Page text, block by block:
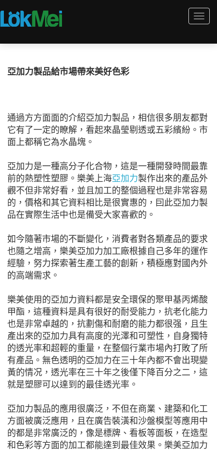
亞加力製品給市場帶來美好色彩
通過方方面面的介紹亞加力製品，相信很多朋友都對
它有了一定的瞭解，看起來晶瑩剔透或五彩繽紛。市
面上都稱它為水晶塊。
亞加力是一種高分子化合物，這是一種開發時間最靠
前的熱塑性塑膠。樂美上海亞加力製作出來的產品外
觀不但非常好看，並且加工的整個過程也是非常容易
的，價格和其它資料相比是很實惠的，囙此亞加力製
品在實際生活中也是備受大家喜歡的。
如今隨著市場的不斷變化，消費者對各類產品的要求
也隨之增高，樂美亞加力加工廠根據自己多年的運作
經驗，努力探索著生產工藝的創新，積極應對國內外
的高端需求。
樂美使用的亞加力資料都是安全環保的聚甲基丙烯酸
甲酯，這種資料是具有很好的耐受能力，抗老化能力
也是非常卓越的，抗劃傷和耐磨的能力都很强，且生
產出來的亞加力具有高度的光澤和可塑性，自身獨特
的透光率和超輕的重量，在整個行業市場內打敗了所
有產品。無色透明的亞加力在三十年內都不會出現變
黃的情况，透光率在三十年之後僅下降百分之二，這
就是塑膠可以達到的最佳透光率。
亞加力製品的應用很廣泛，不但在商業、建築和化工
方面被廣泛應用，且在廣告裝潢和沙盤模型等應用中
的都是非常廣泛的，像是標牌、看板等面板，在造型
和色彩等方面的加工都能達到最佳效果。樂美亞加力